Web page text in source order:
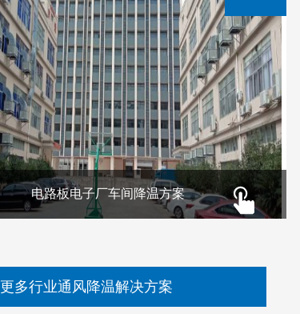
电路板电子厂车间降温方案
更多行业通风降温解决方案